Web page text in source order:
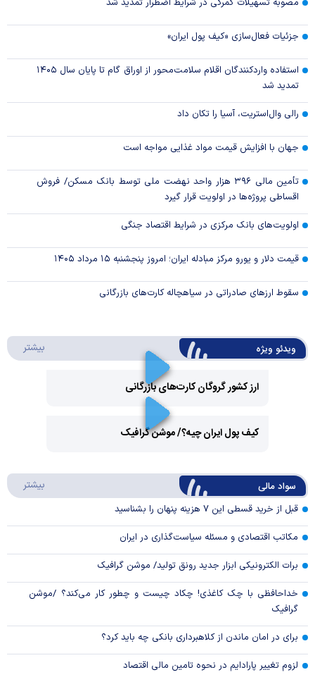
مصوبه تسهیلات گمرکی در شرایط اضطرار تمدید شد
جزئیات فعال‌سازی «کیف پول ایران»
استفاده واردکنندگان اقلام سلامت‌محور از اوراق گام تا پایان سال ۱۴۰۵
تمدید شد
رالی وال‌استریت، آسیا را تکان داد
جهان با افزایش قیمت مواد غذایی مواجه است
تأمین مالی ۳۹۶ هزار واحد نهضت ملی توسط بانک مسکن/ فروش
اقساطی پروژه‌ها در اولویت قرار گیرد
اولویت‌های بانک مرکزی در شرایط اقتصاد جنگی
قیمت دلار و یورو مرکز مبادله ایران؛ امروز پنجشنبه ۱۵ مرداد ۱۴۰۵
سقوط ارزهای صادراتی در سیاهچاله کارت‌های بازرگانی
ویدئو ویژه بیشتر
ارز کشور گروگان کارت‌های بازرگانی
Video
کیف پول ایران چیه؟/ موشن گرافیک
سواد مالی بیشتر
قبل از خرید قسطی این ۷ هزینه پنهان را بشناسید
مکاتب اقتصادی و مسئله سیاست‌گذاری در ایران
برات الکترونیکی ابزار جدید رونق تولید/ موشن گرافیک
خداحافظی با چک کاغذی! چکاد چیست و چطور کار می‌کند؟ /موشن
گرافیک
برای در امان ماندن از کلاهبرداری بانکی چه باید کرد؟
لزوم تغییر پارادایم در نحوه تامین مالی اقتصاد